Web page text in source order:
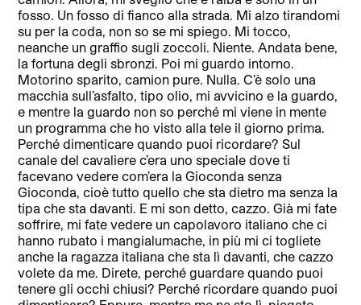
fosso. Un fosso di fianco alla strada. Mi alzo tirandomi
su per la coda, non so se mi spiego. Mi tocco,
neanche un graffio sugli zoccoli. Niente. Andata bene,
la fortuna degli sbronzi. Poi mi guardo intorno.
Motorino sparito, camion pure. Nulla. C’è solo una
macchia sull’asfalto, tipo olio, mi avvicino e la guardo,
e mentre la guardo non so perché mi viene in mente
un programma che ho visto alla tele il giorno prima.
Perché dimenticare quando puoi ricordare? Sul
canale del cavaliere c’era uno speciale dove ti
facevano vedere com’era la Gioconda senza
Gioconda, cioè tutto quello che sta dietro ma senza la
tipa che sta davanti. E mi son detto, cazzo. Già mi fate
soffrire, mi fate vedere un capolavoro italiano che ci
hanno rubato i mangialumache, in più mi ci togliete
anche la ragazza italiana che sta lì davanti, che cazzo
volete da me. Direte, perché guardare quando puoi
tenere gli occhi chiusi? Perché ricordare quando puoi